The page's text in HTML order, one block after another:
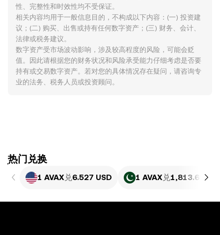
性、完整性和时效性均不受保证。
相关内容均用于一般信息目的，不构成以下内容：(一) 投资建
议；(二) 购买、出售或持有任何数字资产；(三) 财务、会计、
法律或税务建议。
数字资产受市场波动影响，涉及较高程度的风险，可能会贬
值。因此请根据您的财务状况和风险承受能力仔细考虑是否要
持有或交易数字资产。若对您的具体情况存在疑问，请咨询专
业的法务、税务人员或投资顾问。
ִִִִִִִִִִִִִִִִִִִִִִִִִִִִִִִִִִִִִִִִִִִִִִִִ热门兑换
1 AVAX兑6.527 USD 1 AVAX兑1,813.65